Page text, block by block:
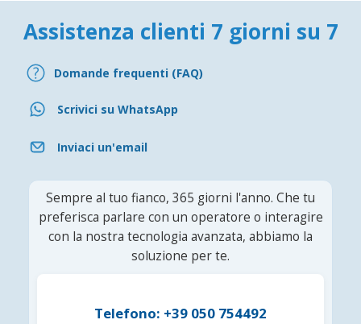
Assistenza clienti 7 giorni su 7
Domande frequenti (FAQ)
Scrivici su WhatsApp
Inviaci un'email
Sempre al tuo fianco, 365 giorni l'anno. Che tu
preferisca parlare con un operatore o interagire
con la nostra tecnologia avanzata, abbiamo la
soluzione per te.
Telefono: +39 050 754492